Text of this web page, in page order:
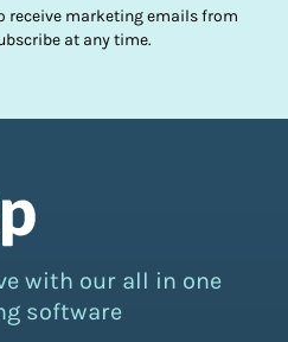
receive marketing emails from
at any time.
with our all in one
software